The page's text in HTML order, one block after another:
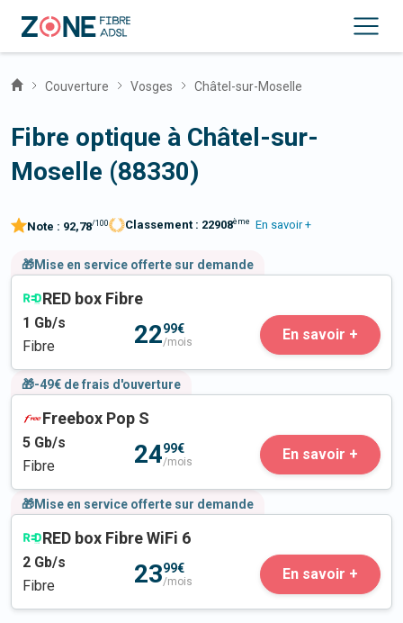
Couverture Vosges Châtel-sur-Moselle
Fibre optique à Châtel-sur-
Moselle (88330)
Note : 92,78/100 Classement : 22908ème En savoir +
🎁Mise en service offerte sur demande
RED box Fibre
1 Gb/s
Fibre
2299€
/mois En savoir +
🎁-49€ de frais d'ouverture
Freebox Pop S
5 Gb/s
Fibre
2499€
/mois En savoir +
🎁Mise en service offerte sur demande
RED box Fibre WiFi 6
2 Gb/s
Fibre
2399€
/mois En savoir +